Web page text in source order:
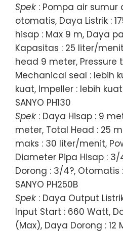
Spek : Pompa air
otomatis, Daya Listrik :
hisap : Max 9 m, Daya
Kapasitas : 25 liter/
head 9 meter, Pressure
Mechanical seal : lebih
kuat, Impeller : lebih kuat
SANYO PH130
Spek : Daya Hisap : 9
meter, Total Head : 25
maks : 30 liter/menit,
Diameter Pipa Hisap :
Dorong : 3/4?, Otomatis
SANYO PH250B
Spek : Daya Output
Input Start : 660 Watt,
(Max), Daya Dorong : 12